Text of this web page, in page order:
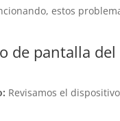
estos
de pantalla
Revisamos el